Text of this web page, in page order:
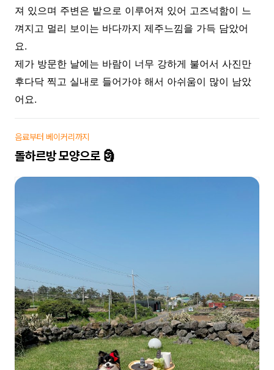
져 있으며 주변은 밭으로 이루어져 있어 고즈넉함이 느
껴지고 멀리 보이는 바다까지 제주느낌을 가득 담았어
요.
제가 방문한 날에는 바람이 너무 강하게 불어서 사진만
후다닥 찍고 실내로 들어가야 해서 아쉬움이 많이 남았
어요.
음료부터 베이커리까지
돌하르방 모양으로 🗿